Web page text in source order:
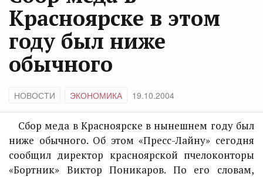
Красноярске в этом
году был ниже
обычного
НОВОСТИ ЭКОНОМИКА 19.10.2004
Сбор меда в Красноярске в нынешнем году был
ниже обычного. Об этом «Пресс-Лайну» сегодня
сообщил директор красноярской пчелоконторы
«Бортник» Виктор Поникаров. По его словам,